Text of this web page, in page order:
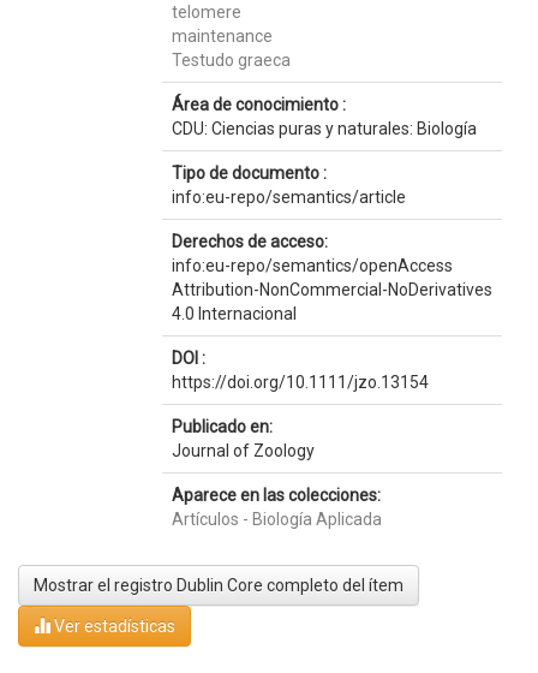
telomere
maintenance
Testudo graeca
Área de conocimiento :
CDU: Ciencias puras y naturales: Biología
Tipo de documento :
info:eu-repo/semantics/article
Derechos de acceso:
info:eu-repo/semantics/openAccess
Attribution-NonCommercial-NoDerivatives
4.0 Internacional
DOI :
https://doi.org/10.1111/jzo.13154
Publicado en:
Journal of Zoology
Aparece en las colecciones:
Artículos - Biología Aplicada
Mostrar el registro Dublin Core completo del ítem
Ver estadísticas